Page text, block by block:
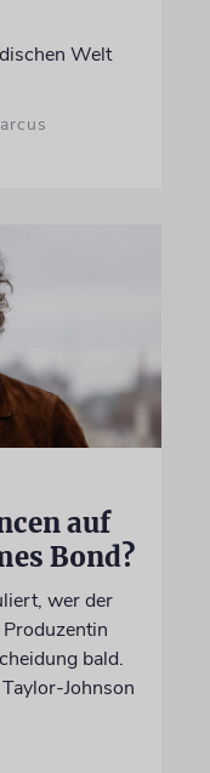
Welt
auf
Bond?
wer der
bald.
Johnson